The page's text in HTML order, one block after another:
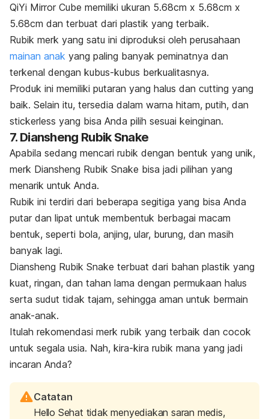
QiYi Mirror Cube memiliki ukuran 5.68cm x 5.68cm x
5.68cm dan terbuat dari plastik yang terbaik.
Rubik merk yang satu ini diproduksi oleh perusahaan
mainan anak yang paling banyak peminatnya dan
terkenal dengan kubus-kubus berkualitasnya.
Produk ini memiliki putaran yang halus dan cutting yang
baik. Selain itu, tersedia dalam warna hitam, putih, dan
stickerless yang bisa Anda pilih sesuai keinginan.
7. Diansheng Rubik Snake
Apabila sedang mencari rubik dengan bentuk yang unik,
merk Diansheng Rubik Snake bisa jadi pilihan yang
menarik untuk Anda.
Rubik ini terdiri dari beberapa segitiga yang bisa Anda
putar dan lipat untuk membentuk berbagai macam
bentuk, seperti bola, anjing, ular, burung, dan masih
banyak lagi.
Diansheng Rubik Snake terbuat dari bahan plastik yang
kuat, ringan, dan tahan lama dengan permukaan halus
serta sudut tidak tajam, sehingga aman untuk bermain
anak-anak.
Itulah rekomendasi merk rubik yang terbaik dan cocok
untuk segala usia. Nah, kira-kira rubik mana yang jadi
incaran Anda?
Catatan
Hello Sehat tidak menyediakan saran medis,